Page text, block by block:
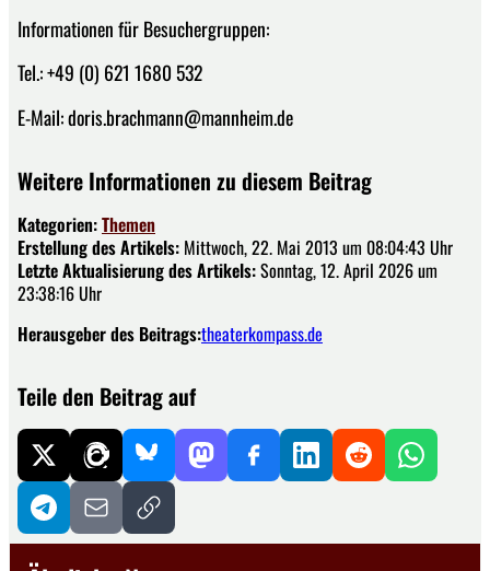
Informationen für Besuchergruppen:
Tel.: +49 (0) 621 1680 532
E-Mail: doris.brachmann@mannheim.de
Weitere Informationen zu diesem Beitrag
Kategorien:Themen
Erstellung des Artikels: Mittwoch, 22. Mai 2013 um 08:04:43 Uhr
Letzte Aktualisierung des Artikels:Sonntag, 12. April 2026 um
23:38:16 Uhr
Herausgeber des Beitrags:theaterkompass.de
Teile den Beitrag auf